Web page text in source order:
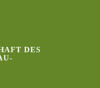
DES